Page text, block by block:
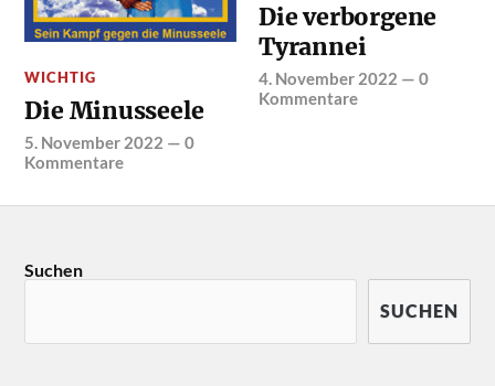
WICHTIG
Die Minusseele
5. November 2022 —0
Kommentare
Die verborgene
Tyrannei
4. November 2022 —0
Kommentare
Suchen
SUCHEN